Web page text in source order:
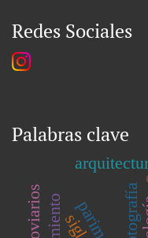
Redes Sociales
Palabras clave
fotografía